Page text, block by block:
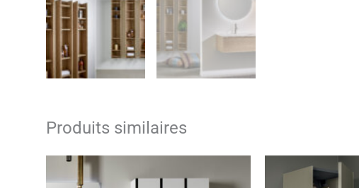
Produits similaires